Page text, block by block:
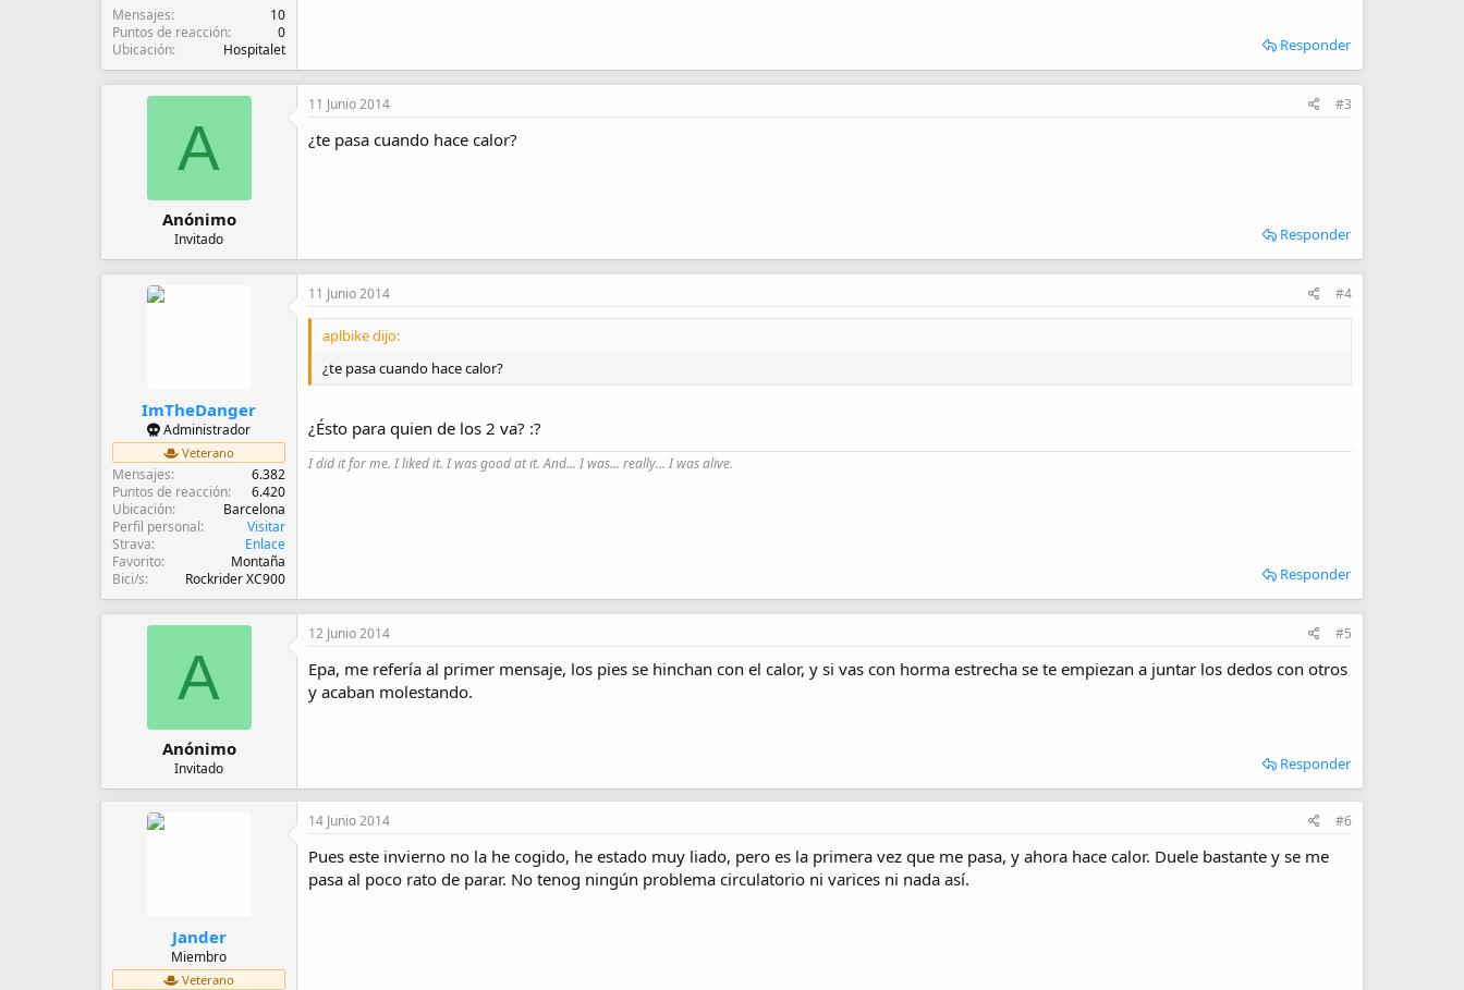
Mensajes
10
Puntos de reacción
0
Ubicación
Hospitalet Responder
A
Anónimo
Invitado
11 Junio 2014 #3
¿te pasa cuando hace calor?
Responder
ImTheDanger
Administrador
Veterano
Mensajes
6.382
Puntos de reacción
6.420
Ubicación
Barcelona
Perfil personal
Visitar
Strava
Enlace
Favorito
Montaña
Bici/s
Rockrider XC900
11 Junio 2014 #4
aplbike dijo:
¿te pasa cuando hace calor?
¿Ésto para quien de los 2 va? :?
I did it for me. I liked it. I was good at it. And... I was... really... I was alive.
Responder
A
Anónimo
Invitado
12 Junio 2014 #5
Epa, me refería al primer mensaje, los pies se hinchan con el calor, y si vas con horma estrecha se te empiezan a juntar los dedos con otros
y acaban molestando.
Responder
Jander
Miembro
Veterano
14 Junio 2014 #6
Pues este invierno no la he cogido, he estado muy liado, pero es la primera vez que me pasa, y ahora hace calor. Duele bastante y se me
pasa al poco rato de parar. No tenog ningún problema circulatorio ni varices ni nada así.